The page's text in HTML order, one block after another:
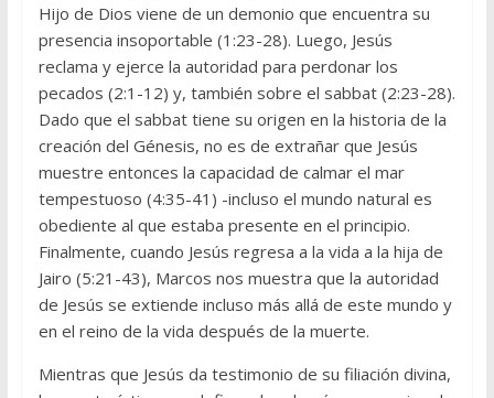
Hijo de Dios viene de un demonio que encuentra su
presencia insoportable (1:23-28). Luego, Jesús
reclama y ejerce la autoridad para perdonar los
pecados (2:1-12) y, también sobre el sabbat (2:23-28).
Dado que el sabbat tiene su origen en la historia de la
creación del Génesis, no es de extrañar que Jesús
muestre entonces la capacidad de calmar el mar
tempestuoso (4:35-41) -incluso el mundo natural es
obediente al que estaba presente en el principio.
Finalmente, cuando Jesús regresa a la vida a la hija de
Jairo (5:21-43), Marcos nos muestra que la autoridad
de Jesús se extiende incluso más allá de este mundo y
en el reino de la vida después de la muerte.
Mientras que Jesús da testimonio de su filiación divina,